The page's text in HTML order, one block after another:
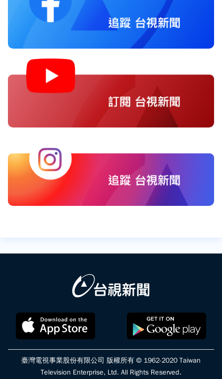
臺灣電視事業股份有限公司 版權所有 © 1962-2020 Taiwan
Television Enterprise, Ltd. All Rights Reserved.